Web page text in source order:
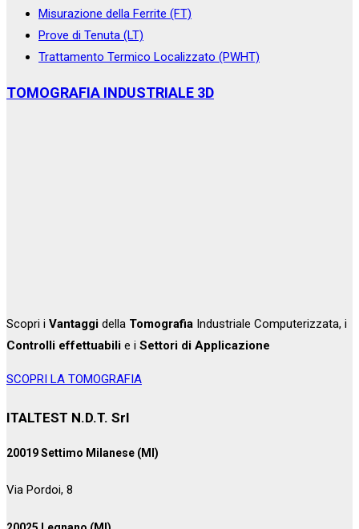
Misurazione della Ferrite (FT)
Prove di Tenuta (LT)
Trattamento Termico Localizzato (PWHT)
TOMOGRAFIA INDUSTRIALE 3D
Scopri i Vantaggi della Tomografia Industriale Computerizzata, i
Controlli effettuabili e i Settori di Applicazione
SCOPRI LA TOMOGRAFIA
ITALTEST N.D.T. Srl
20019 Settimo Milanese (MI)
Via Pordoi, 8